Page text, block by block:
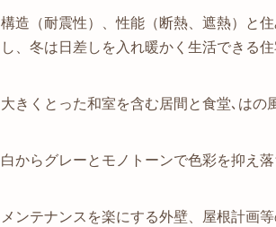
構造（耐震性）、性能（断熱、遮熱）と
し、冬は日差しを入れ暖かく生活できる
大きくとった和室を含む居間と食堂､は
白からグレーとモノトーンで色彩を抑え
メンテナンスを楽にする外壁、屋根計画